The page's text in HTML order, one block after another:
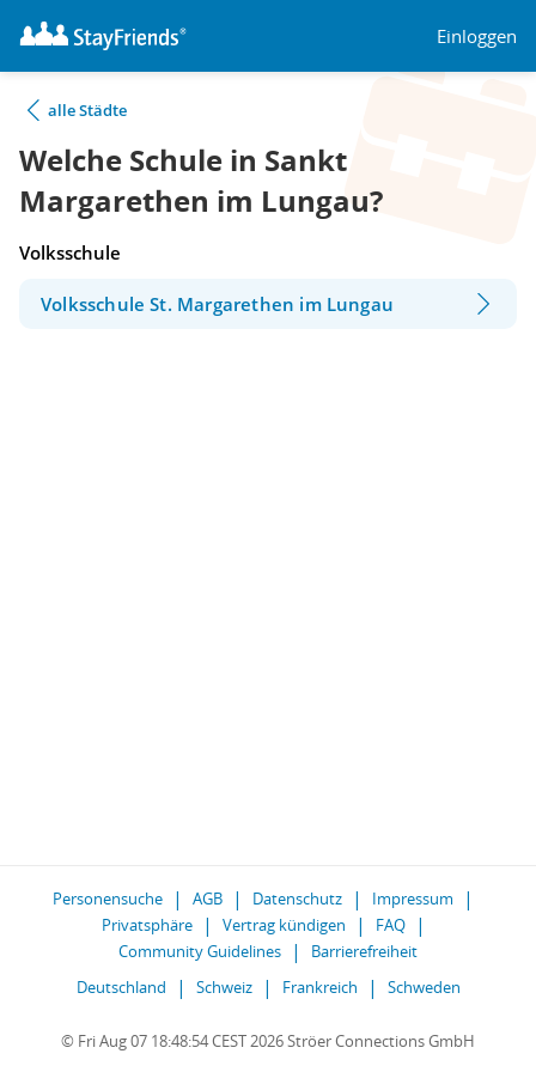
Einloggen
alle Städte
Welche Schule in Sankt
Margarethen im Lungau?
Volksschule
Volksschule St. Margarethen im Lungau
Personensuche AGB Datenschutz
Impressum
Privatsphäre
Vertrag kündigen
FAQ
Community Guidelines
Barrierefreiheit
Deutschland
Schweiz Frankreich Schweden
© Fri Aug 07 18:48:54 CEST 2026 Ströer Connections GmbH